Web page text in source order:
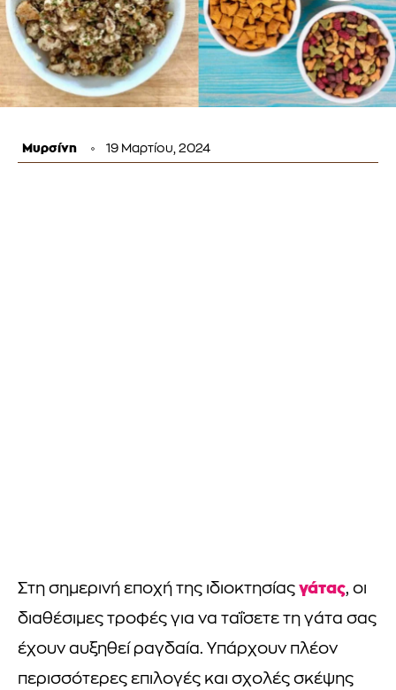
Μυρσίνη 19 Μαρτίου, 2024
Στη σημερινή εποχή της ιδιοκτησίας γάτας, οι
διαθέσιμες τροφές για να ταΐσετε τη γάτα σας
έχουν αυξηθεί ραγδαία. Υπάρχουν πλέον
περισσότερες επιλογές και σχολές σκέψης